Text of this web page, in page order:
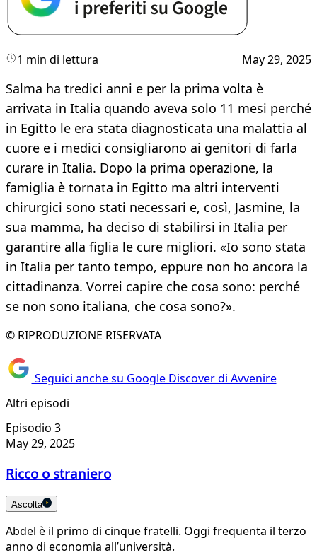
1 min di lettura May 29, 2025
Salma ha tredici anni e per la prima volta è
arrivata in Italia quando aveva solo 11 mesi perché
in Egitto le era stata diagnosticata una malattia al
cuore e i medici consigliarono ai genitori di farla
curare in Italia. Dopo la prima operazione, la
famiglia è tornata in Egitto ma altri interventi
chirurgici sono stati necessari e, così, Jasmine, la
sua mamma, ha deciso di stabilirsi in Italia per
garantire alla figlia le cure migliori. «Io sono stata
in Italia per tanto tempo, eppure non ho ancora la
cittadinanza. Vorrei capire che cosa sono: perché
se non sono italiana, che cosa sono?».
© RIPRODUZIONE RISERVATA
Seguici anche su Google Discover di Avvenire
Altri episodi
Episodio 3
May 29, 2025
Ricco o straniero
Ascolta
Abdel è il primo di cinque fratelli. Oggi frequenta il terzo
anno di economia all’università.